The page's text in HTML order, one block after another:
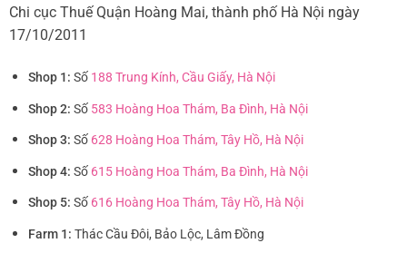
Chi cục Thuế Quận Hoàng Mai, thành phố Hà Nội ngày
17/10/2011
Shop 1: Số 188 Trung Kính, Cầu Giấy, Hà Nội
Shop 2: Số 583 Hoàng Hoa Thám, Ba Đình, Hà Nội
Shop 3: Số 628 Hoàng Hoa Thám, Tây Hồ, Hà Nội
Shop 4: Số 615 Hoàng Hoa Thám, Ba Đình, Hà Nội
Shop 5: Số 616 Hoàng Hoa Thám, Tây Hồ, Hà Nội
Farm 1: Thác Cầu Đôi, Bảo Lộc, Lâm Đồng